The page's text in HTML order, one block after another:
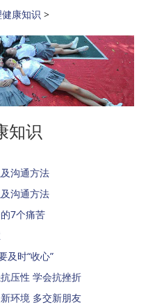
康知识 >
知识
沟通方法
沟通方法
7个痛苦
及时“收心”
压性 学会抗挫折
环境 多交新朋友